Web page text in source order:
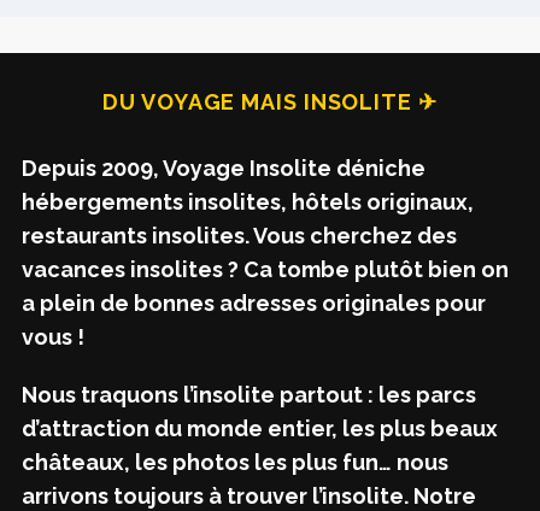
DU VOYAGE MAIS INSOLITE ✈
Depuis 2009, Voyage Insolite déniche
hébergements insolites, hôtels originaux,
restaurants insolites. Vous cherchez des
vacances insolites ? Ca tombe plutôt bien on
a plein de bonnes adresses originales pour
vous !
Nous traquons l’insolite partout : les parcs
d’attraction du monde entier, les plus beaux
châteaux, les photos les plus fun… nous
arrivons toujours à trouver l’insolite. Notre